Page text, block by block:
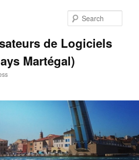
de Logiciels
Martégal)